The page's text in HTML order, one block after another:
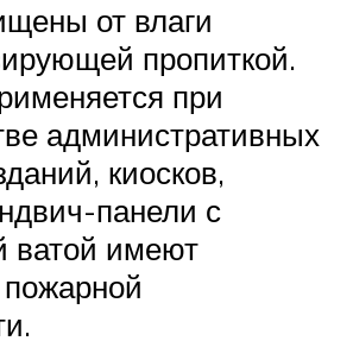
от влаги
пропиткой.
при
административных
киосков,
панели с
ватой имеют